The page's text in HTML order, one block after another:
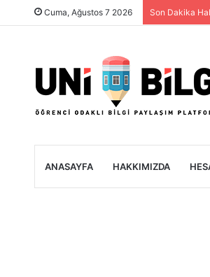
Cuma, Ağustos 7 2026 Son Dakika
ANASAYFA HAKKIMIZDA